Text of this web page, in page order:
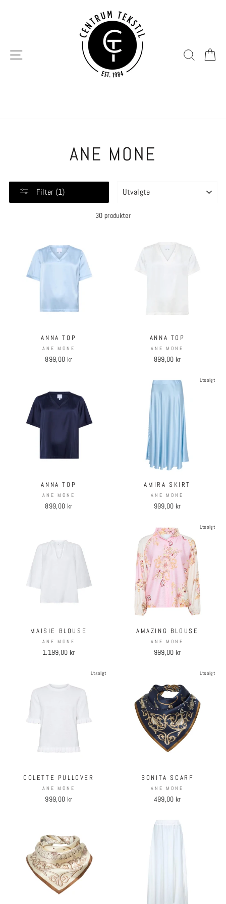
SIDENAVIGERING SØK
ANE MONE
Filter (1)
30 produkter
ANNA TOP
ANE MONE
899,00 kr
ANNA TOP
ANE MONE
899,00 kr
ANNA TOP
ANE MONE
899,00 kr
Utsolgt
AMIRA SKIRT
ANE MONE
999,00 kr
MAISIE BLOUSE
ANE MONE
1.199,00 kr
Utsolgt
AMAZING BLOUSE
ANE MONE
999,00 kr
Utsolgt
COLETTE PULLOVER
ANE MONE
999,00 kr
Utsolgt
BONITA SCARF
ANE MONE
499,00 kr